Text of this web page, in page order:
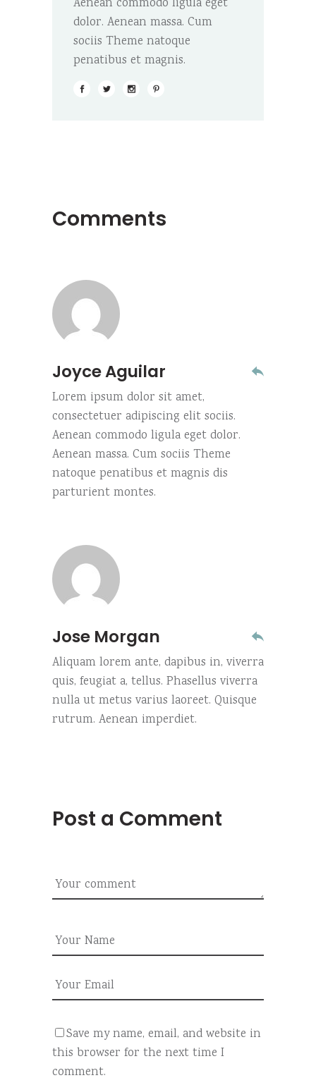
Aenean commodo ligula eget
dolor. Aenean massa. Cum
sociis Theme natoque
penatibus et magnis.
Comments
Joyce Aguilar
Lorem ipsum dolor sit amet,
consectetuer adipiscing elit sociis.
Aenean commodo ligula eget dolor.
Aenean massa. Cum sociis Theme
natoque penatibus et magnis dis
parturient montes.
Jose Morgan
Aliquam lorem ante, dapibus in, viverra
quis, feugiat a, tellus. Phasellus viverra
nulla ut metus varius laoreet. Quisque
rutrum. Aenean imperdiet.
Post a Comment
Save my name, email, and website in
this browser for the next time I
comment.